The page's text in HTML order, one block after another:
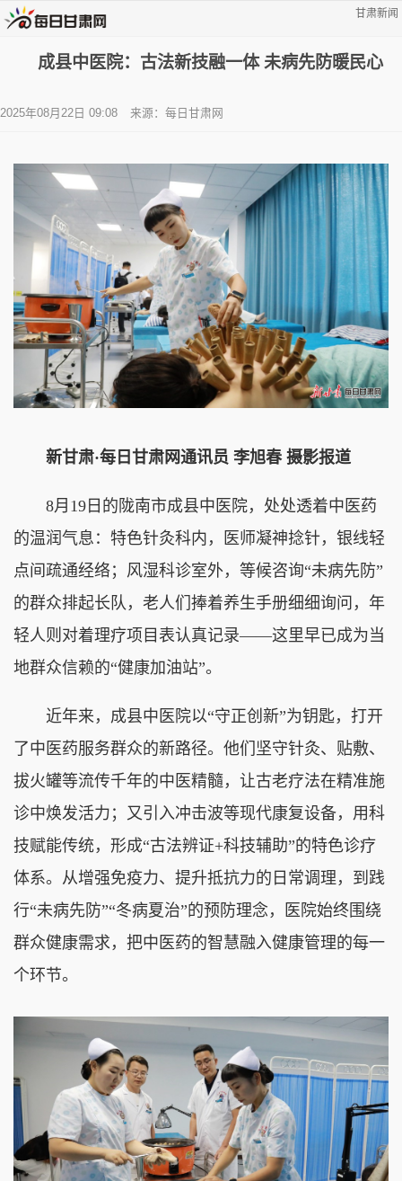
甘肃新闻
成县中医院：古法新技融一体 未病先防暖民心
2025年08月22日 09:08 来源：每日甘肃网
新甘肃·每日甘肃网通讯员 李旭春 摄影报道
8月19日的陇南市成县中医院，处处透着中医药
的温润气息：特色针灸科内，医师凝神捻针，银线轻
点间疏通经络；风湿科诊室外，等候咨询“未病先防”
的群众排起长队，老人们捧着养生手册细细询问，年
轻人则对着理疗项目表认真记录——这里早已成为当
地群众信赖的“健康加油站”。
近年来，成县中医院以“守正创新”为钥匙，打开
了中医药服务群众的新路径。他们坚守针灸、贴敷、
拔火罐等流传千年的中医精髓，让古老疗法在精准施
诊中焕发活力；又引入冲击波等现代康复设备，用科
技赋能传统，形成“古法辨证+科技辅助”的特色诊疗
体系。从增强免疫力、提升抵抗力的日常调理，到践
行“未病先防”“冬病夏治”的预防理念，医院始终围绕
群众健康需求，把中医药的智慧融入健康管理的每一
个环节。